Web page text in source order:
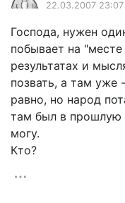
22.03.2007 23:07
Господа, нужен
побывает на
результатах и
позвать, а там уже
равно, но народ
там был в прошлую
могу.
Кто?